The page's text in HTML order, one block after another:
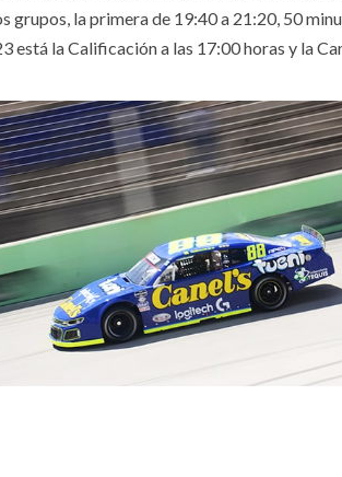
la primera de 19:40 a 21:20, 50
está la Calificación a las 17:00 horas y la